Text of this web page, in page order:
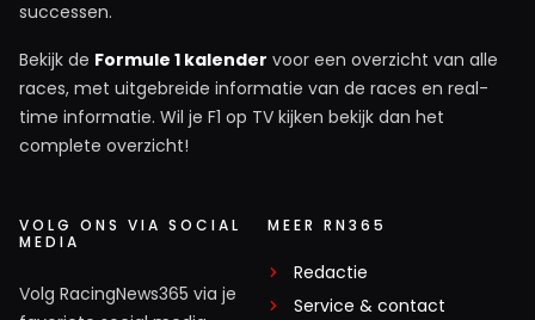
successen.
Bekijk de Formule 1 kalender voor een overzicht van alle
races, met uitgebreide informatie van de races en real-
time informatie. Wil je F1 op TV kijken bekijk dan het
complete overzicht!
VOLG ONS VIA SOCIAL
MEDIA
Volg RacingNews365 via je
MEER RN365
Redactie
Service & contact